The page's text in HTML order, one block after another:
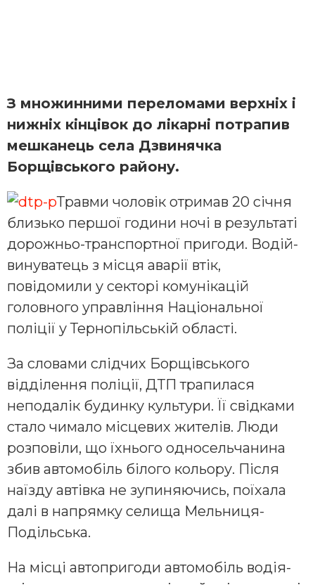
З множинними переломами верхніх і
нижніх кінцівок до лікарні потрапив
мешканець села Дзвинячка
Борщівського району.
Травми чоловік отримав 20 січня
близько першої години ночі в результаті
дорожньо-транспортної пригоди. Водій-
винуватець з місця аварії втік,
повідомили у секторі комунікацій
головного управління Національної
поліції у Тернопільській області.
За словами слідчих Борщівського
відділення поліції, ДТП трапилася
неподалік будинку культури. Її свідками
стало чимало місцевих жителів. Люди
розповіли, що їхнього односельчанина
збив автомобіль білого кольору. Після
наїзду автівка не зупиняючись, поїхала
далі в напрямку селища Мельниця-
Подільська.
На місці автопригоди автомобіль водія-